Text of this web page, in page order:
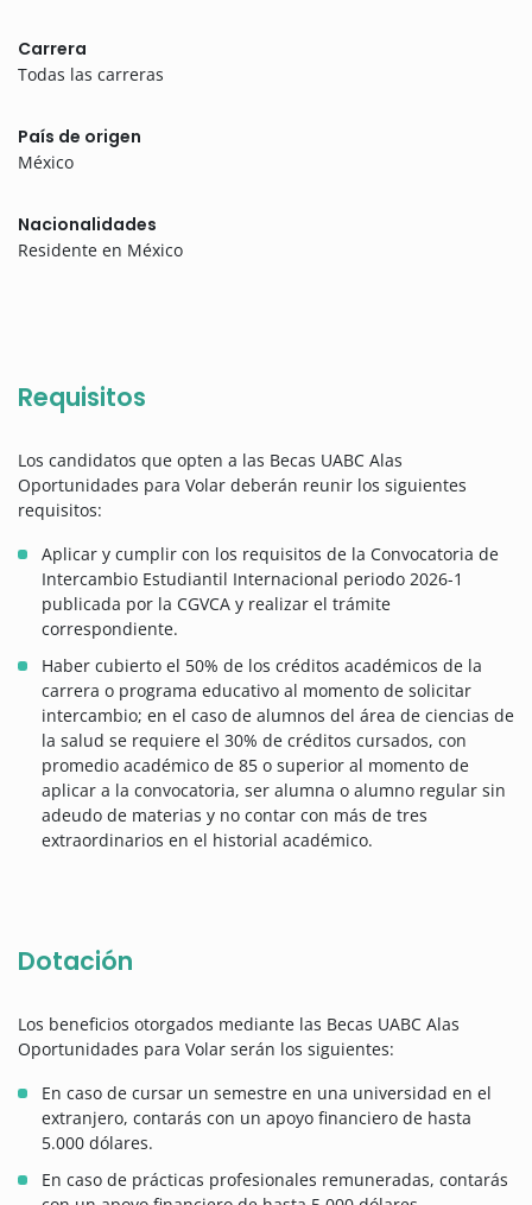
Carrera
Todas las carreras
País de origen
México
Nacionalidades
Residente en México
Requisitos
Los candidatos que opten a las Becas UABC Alas
Oportunidades para Volar deberán reunir los siguientes
requisitos:
Aplicar y cumplir con los requisitos de la Convocatoria de
Intercambio Estudiantil Internacional periodo 2026-1
publicada por la CGVCA y realizar el trámite
correspondiente.
Haber cubierto el 50% de los créditos académicos de la
carrera o programa educativo al momento de solicitar
intercambio; en el caso de alumnos del área de ciencias de
la salud se requiere el 30% de créditos cursados, con
promedio académico de 85 o superior al momento de
aplicar a la convocatoria, ser alumna o alumno regular sin
adeudo de materias y no contar con más de tres
extraordinarios en el historial académico.
Dotación
Los beneficios otorgados mediante las Becas UABC Alas
Oportunidades para Volar serán los siguientes:
En caso de cursar un semestre en una universidad en el
extranjero, contarás con un apoyo financiero de hasta
5.000 dólares.
En caso de prácticas profesionales remuneradas, contarás